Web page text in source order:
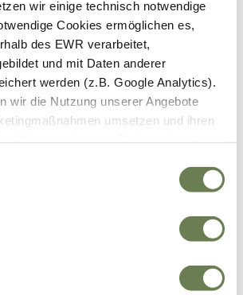
wir einige technisch notwendige
Cookies ermöglichen es,
des EWR verarbeitet,
und mit Daten anderer
werden (z.B. Google Analytics).
wir die Nutzung unserer Angebote
umsetzen und ihren
Verarbeitungszwecke können
oder andere Infos auf Ihrem
oder abgerufen werden. Indem Sie auf
stimmen Sie diesen
. Ihre Zustimmung
auch die Einwilligung zur
Erste-Hilfe Taschen
Satteltaschen
Handytaschen & -halterungen
Erwachsene & Jugendliche
Kinder
Zubehör